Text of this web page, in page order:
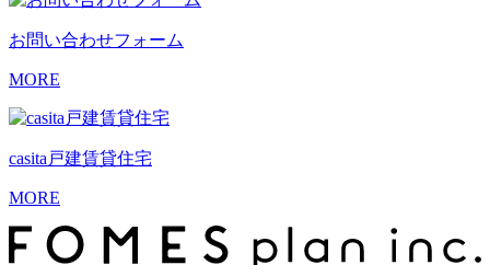
お問い合わせフォーム
MORE
casita 戸建賃貸住宅
MORE